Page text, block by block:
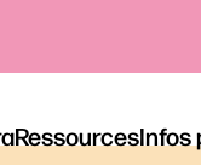
RessourcesInfos